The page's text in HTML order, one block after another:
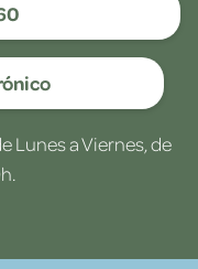
Lunes a Viernes, de